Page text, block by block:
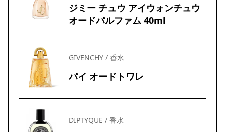
ジミー チュウ アイウォンチュウ
オードパルファム 40ml
GIVENCHY / 香水
パイ オードトワレ
DIPTYQUE / 香水